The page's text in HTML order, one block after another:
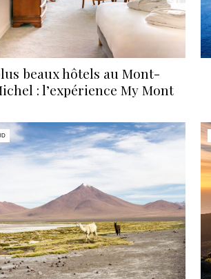
beaux hôtels au Mont-
: l’expérience My Mont